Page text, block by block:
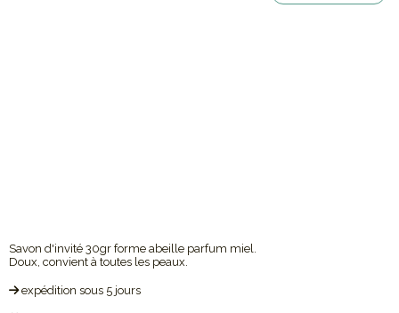
Savon d'invité 30gr forme abeille parfum miel.
Doux, convient à toutes les peaux.
expédition sous 5 jours